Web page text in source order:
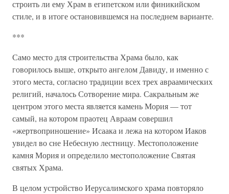
строить ли ему Храм в египетском или финикийском
стиле, и в итоге остановившемся на последнем варианте.
***
Само место для строительства Храма было, как
говорилось выше, открыто ангелом Давиду, и именно с
этого места, согласно традиции всех трех авраамических
религий, началось Сотворение мира. Сакральным же
центром этого места является камень Мория — тот
самый, на котором праотец Авраам совершил
«жертвоприношение» Исаака и лежа на котором Иаков
увидел во сне Небесную лестницу. Местоположение
камня Мория и определило местоположение Святая
святых Храма.
В целом устройство Иерусалимского храма повторяло